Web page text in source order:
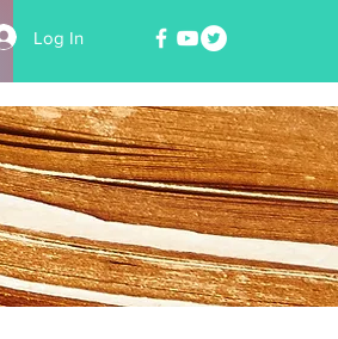
Log In